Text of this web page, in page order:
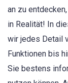
an zu
in Realität! In
wir jedes Detail
Funktionen bis
Sie bestens